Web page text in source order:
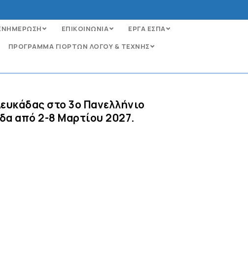
ΕΠΙΚΟΙΝΩΝΙΑ
ΕΡΓΑ ΕΣΠΑ
ΠΡΟΓΡΑΜΜΑ ΓΙΟΡΤΩΝ ΛΟΓΟΥ & ΤΕΧΝΗΣ
στο 3ο Πανελλήνιο
από 2-8 Μαρτίου 2027.